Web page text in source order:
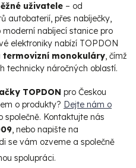
uživatele – od
autobaterií, přes nabíječky,
nabíjecí stanice pro
elektroniky nabízí TOPDON
monokuláry, čímž
technicky náročných oblastí.
TOPDON pro Českou
o produkty? Dejte nám o
společně. Kontaktujte nás
, nebo napište na
se vám ozveme a společně
spolupráci.